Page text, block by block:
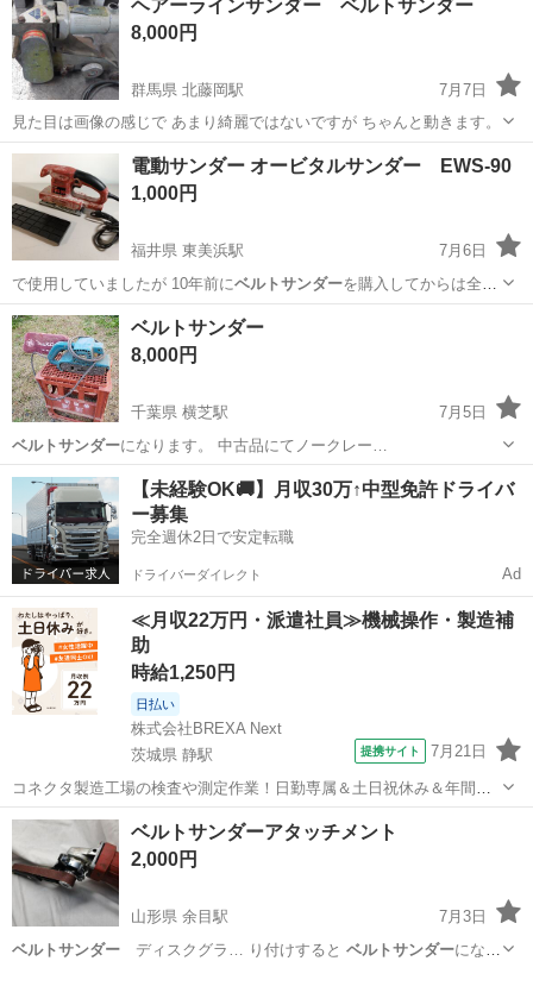
ヘアーラインサンダー ベルトサンダー
8,000円
群馬県 北藤岡駅
7月7日
見た目は画像の感じで あまり綺麗ではないですが ちゃんと動きます。
群馬 佐波郡 北藤岡駅 家具 ベルトサンダー
電動サンダー オービタルサンダー EWS-90
1,000円
福井県 東美浜駅
7月6日
で使用していましたが 10年前にベルトサンダーを購入してからは全く
出番がなくなり…
福井 三方郡 東美浜駅 その他
ベルトサンダー
8,000円
千葉県 横芝駅
7月5日
ベルトサンダーになります。 中古品にてノークレー…
千葉 山武郡 横芝駅 その他 ベルトサンダー
【未経験OK🚚】月収30万↑中型免許ドライバ
ー募集
完全週休2日で安定転職
ドライバーダイレクト Ad
≪月収22万円・派遣社員≫機械操作・製造補
助
時給1,250円
日払い
株式会社BREXA Next
茨城県 静駅
提携サイト 7月21日
コネクタ製造工場の検査や測定作業！日勤専属＆土日祝休み＆年間休
日128日★クリーンルーム内作業★マイカー通勤OK＆無料駐車場あり
★就業先食堂利用可！日払い制度あり！《茨城県常陸大宮市》 人気の
工場のお仕事 ◇コネクタ製造工...
茨城 常陸大宮市 静駅 その他
ベルトサンダーアタッチメント
2,000円
山形県 余目駅
7月3日
ベルトサンダーディスクグラ… り付けすると ベルトサンダーになる